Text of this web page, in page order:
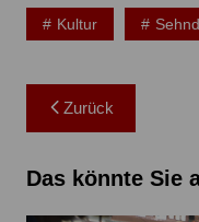
Kultur
Zurück
Das könnte Sie